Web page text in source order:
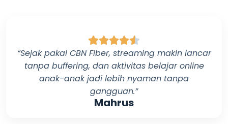
“Sejak pakai CBN Fiber, streaming makin lancar
tanpa buffering, dan aktivitas belajar online
anak-anak jadi lebih nyaman tanpa
gangguan.”
Mahrus